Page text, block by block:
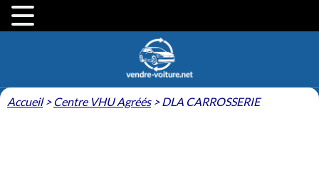
Accueil> Centre VHU Agréés> DLA CARROSSERIE